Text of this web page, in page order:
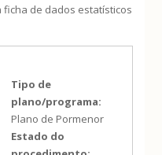
de dados estatísticos
Tipo de
plano/programa:
Plano de Pormenor
Estado do